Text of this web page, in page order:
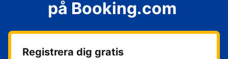
din camping
ditt B&B
på Booking.com
Registrera dig gratis